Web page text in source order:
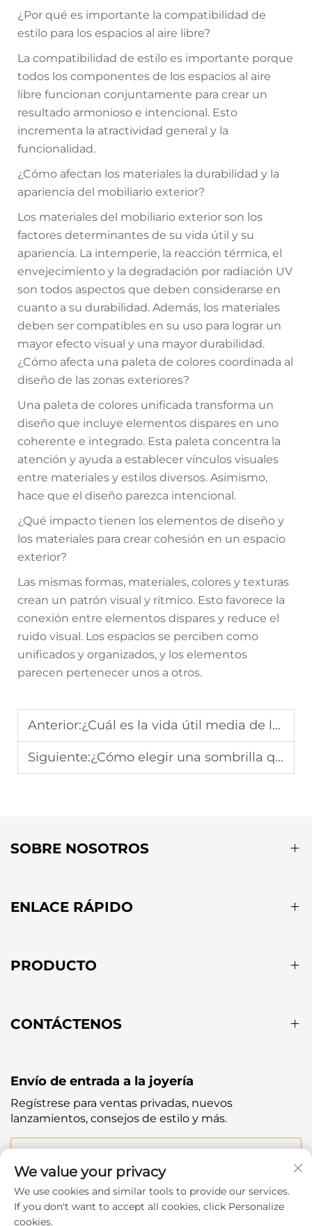
¿Por qué es importante la compatibilidad de
estilo para los espacios al aire libre?
La compatibilidad de estilo es importante porque
todos los componentes de los espacios al aire
libre funcionan conjuntamente para crear un
resultado armonioso e intencional. Esto
incrementa la atractividad general y la
funcionalidad.
¿Cómo afectan los materiales la durabilidad y la
apariencia del mobiliario exterior?
Los materiales del mobiliario exterior son los
factores determinantes de su vida útil y su
apariencia. La intemperie, la reacción térmica, el
envejecimiento y la degradación por radiación UV
son todos aspectos que deben considerarse en
cuanto a su durabilidad. Además, los materiales
deben ser compatibles en su uso para lograr un
mayor efecto visual y una mayor durabilidad.
¿Cómo afecta una paleta de colores coordinada al
diseño de las zonas exteriores?
Una paleta de colores unificada transforma un
diseño que incluye elementos dispares en uno
coherente e integrado. Esta paleta concentra la
atención y ayuda a establecer vínculos visuales
entre materiales y estilos diversos. Asimismo,
hace que el diseño parezca intencional.
¿Qué impacto tienen los elementos de diseño y
los materiales para crear cohesión en un espacio
exterior?
Las mismas formas, materiales, colores y texturas
crean un patrón visual y rítmico. Esto favorece la
conexión entre elementos dispares y reduce el
ruido visual. Los espacios se perciben como
unificados y organizados, y los elementos
parecen pertenecer unos a otros.
Anterior:¿Cuál es la vida útil media de los juegos de muebles de jardín de alta calidad?
Siguiente:¿Cómo elegir una sombrilla que combine con el estilo de los juegos de comedor exterior?
SOBRE NOSOTROS
ENLACE RÁPIDO
PRODUCTO
CONTÁCTENOS
Envío de entrada a la joyería
Regístrese para ventas privadas, nuevos
lanzamientos, consejos de estilo y más.
Tu correo electrónico
Subscribe
We value your privacy
We use cookies and similar tools to provide our services.
If you don't want to accept all cookies, click Personalize
cookies.